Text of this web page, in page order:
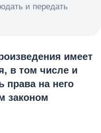
и передать
имеет
в том числе и
права на него
законом